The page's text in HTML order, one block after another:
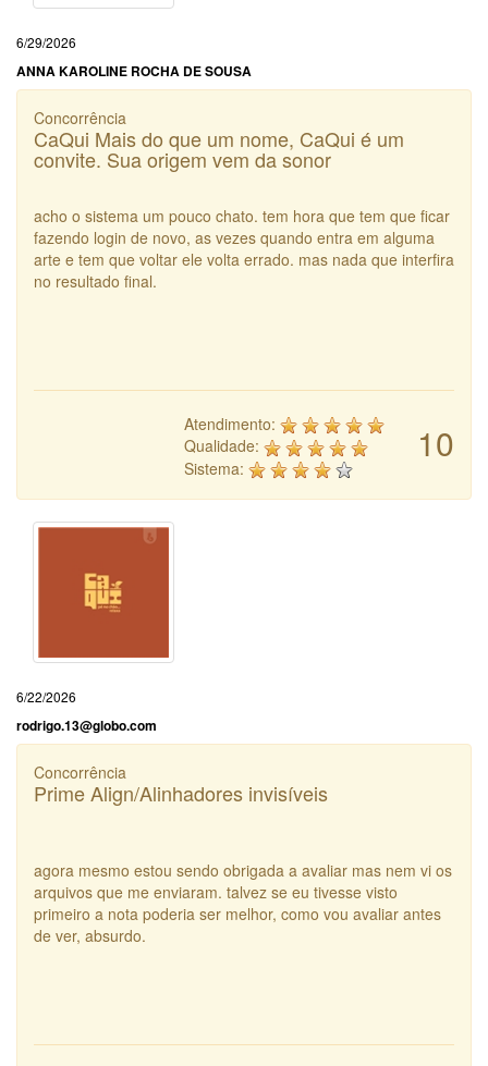
6/29/2026
ANNA KAROLINE ROCHA DE SOUSA
Concorrência
CaQui Mais do que um nome, CaQui é um
convite. Sua origem vem da sonor
acho o sistema um pouco chato. tem hora que tem que ficar
fazendo login de novo, as vezes quando entra em alguma
arte e tem que voltar ele volta errado. mas nada que interfira
no resultado final.
10
Atendimento:
Qualidade:
Sistema:
6/22/2026
rodrigo.13@globo.com
Concorrência
Prime Align/Alinhadores invisíveis
agora mesmo estou sendo obrigada a avaliar mas nem vi os
arquivos que me enviaram. talvez se eu tivesse visto
primeiro a nota poderia ser melhor, como vou avaliar antes
de ver, absurdo.